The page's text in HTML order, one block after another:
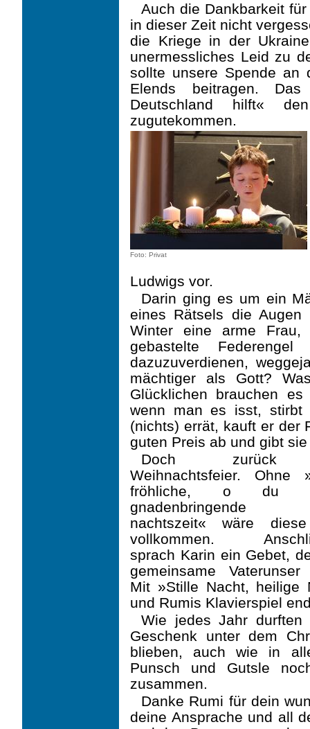
Auch die Dankbarkeit
in dieser Zeit nicht
die Kriege in der
uner­messliches Leid zu
sollte unsere Spende an
Elends beitragen.
Deutschland hilft«
zugutekommen.
Foto: Privat
Ludwigs vor.
Darin ging es um ein
eines Rätsels die
Winter eine arme
gebastelte
dazuzuverdienen,
mächtiger als Gott?
Glücklichen brauchen
wenn man es isst, stirbt
(nichts) errät, kauft er der
guten Preis ab und gibt
Doch zurück
Weihnachtsfeier. Ohne
fröhliche, o du
gnadenbringende
nachtszeit« wäre
vollkommen.
sprach Karin ein Gebet,
gemein­same Vaterunser
Mit »Stille Nacht, heilige
und Rumis Klavierspiel
Wie jedes Jahr durften
Geschenk unter dem
blieben, auch wie in
Punsch und Gutsle
zusammen.
Danke Rumi für dein
deine Ansprache und all